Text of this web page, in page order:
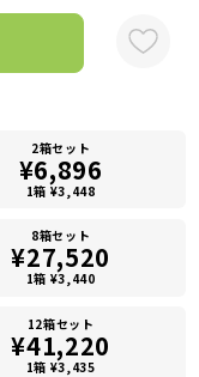
2箱セット
¥6,896
1箱 ¥3,448
8箱セット
¥27,520
1箱 ¥3,440
12箱セット
¥41,220
1箱 ¥3,435